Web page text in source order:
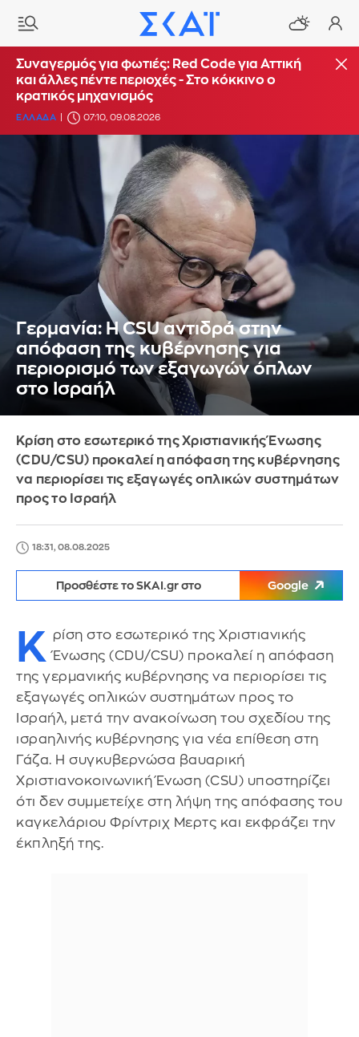
Συναγερμός για φωτιές: Red Code για Αττική
και άλλες πέντε περιοχές - Στο κόκκινο ο
κρατικός μηχανισμός
ΕΛΛΑΔΑ 07:10, 09.08.2026
Γερμανία: Η CSU αντιδρά στην
απόφαση της κυβέρνησης για
περιορισμό των εξαγωγών όπλων
στο Ισραήλ
Κρίση στο εσωτερικό της Χριστιανικής Ένωσης
(CDU/CSU) προκαλεί η απόφαση της κυβέρνησης
να περιορίσει τις εξαγωγές οπλικών συστημάτων
προς το Ισραήλ
18:31, 08.08.2025
Προσθέστε το SKAI.gr στο Google
Κ ρίση στο εσωτερικό της Χριστιανικής
Ένωσης (CDU/CSU) προκαλεί η απόφαση
της γερμανικής κυβέρνησης να περιορίσει τις
εξαγωγές οπλικών συστημάτων προς το
Ισραήλ, μετά την ανακοίνωση του σχεδίου της
ισραηλινής κυβέρνησης για νέα επίθεση στη
Γάζα. Η συγκυβερνώσα βαυαρική
Χριστιανοκοινωνική Ένωση (CSU) υποστηρίζει
ότι δεν συμμετείχε στη λήψη της απόφασης του
καγκελάριου Φρίντριχ Μερτς και εκφράζει την
έκπληξή της.